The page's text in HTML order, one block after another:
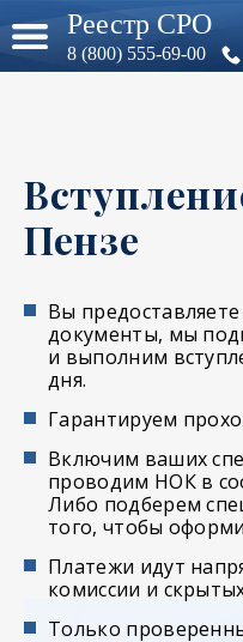
Реестр СРО
8 (800) 555-69-00
Пензе
Вы
документы, мы
и выполним
дня.
Гарантируем
Включим ваших
проводим НОК в
Либо подберем
того, чтобы
Платежи идут
комиссии и
Только